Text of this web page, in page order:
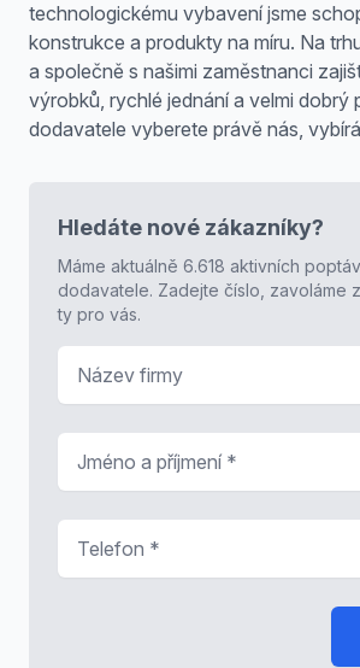
technologickému vybavení jsme
konstrukce a produkty na míru. Na
a společně s našimi zaměstnanci
výrobků, rychlé jednání a velmi dobrý
dodavatele vyberete právě nás,
Hledáte nové zákazníky?
Máme aktuálně 6.618 aktivních
dodavatele. Zadejte číslo, zavoláme
ty pro vás.